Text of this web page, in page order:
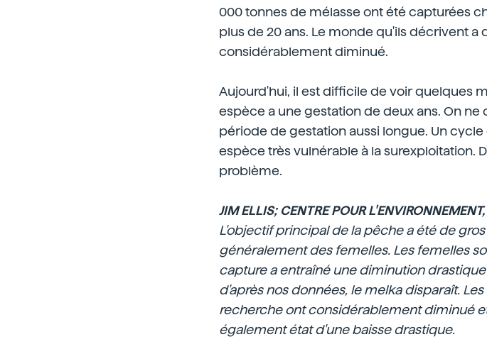
000 tonnes de mélasse ont été capturées
plus de 20 ans. Le monde qu'ils décrivent a
considérablement diminué.
Aujourd'hui, il est difficile de voir quelques
espèce a une gestation de deux ans. On
période de gestation aussi longue. Un
espèce très vulnérable à la surexploitation.
problème.
JIM ELLIS; CENTRE POUR
L'objectif principal de la pêche a été de
généralement des femelles. Les femelles
capture a entraîné une diminution
d'après nos données, le melka disparaît.
recherche ont considérablement diminué
également état d'une baisse drastique.